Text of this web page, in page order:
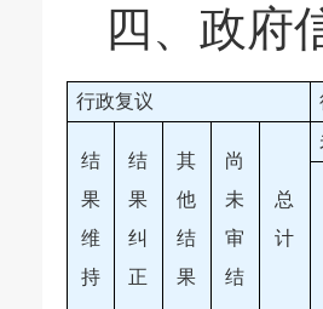
四、政府
行政复议
结
果
维
持
结
果
纠
正
其
他
结
果
尚
未
审
结
总
计